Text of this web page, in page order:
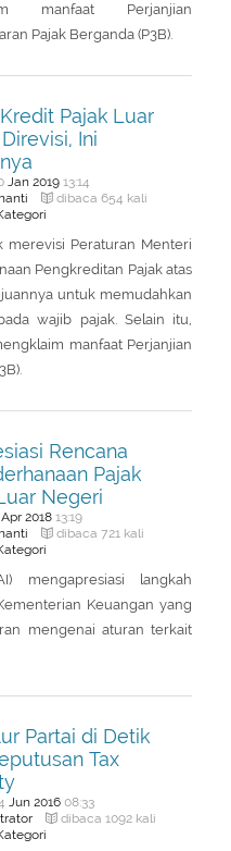
manfaat Perjanjian
Pajak Berganda (P3B).
Pajak Luar
Ini
Jan 201913:14
dibaca 654 kali
merevisi Peraturan Menteri
Pengkreditan Pajak atas
untuk memudahkan
wajib pajak. Selain itu,
manfaat Perjanjian
Rencana
Pajak
Negeri
Apr 201813:19
dibaca 721 kali
mengapresiasi langkah
Keuangan yang
mengenai aturan terkait
Partai di Detik
Tax
Jun 201608:33
dibaca 1092 kali